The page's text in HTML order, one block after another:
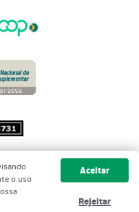
Unimed do
reservados
o uso
Aceitar
Rejeitar